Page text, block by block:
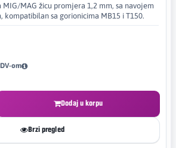
MIG/MAG žicu promjera 1,2 mm, sa navojem
kompatibilan sa gorionicima MB15 i T150.
om
Dodaj u korpu
Brzi pregled